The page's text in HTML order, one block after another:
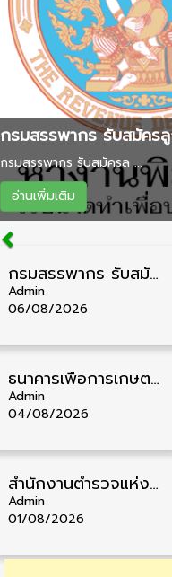
กรมสรรพากร รับสมัคร
กรมสรรพากร รับสมัครล ...
อ่านเพิ่มเติม
กรมสรรพากร รับสมัครลูกจ้างชั่วคราว วุฒิ ปวช./ป.ตรี 138 อัตรา รับสมัคร 17 – 31 สิงหาคม
Admin
06/08/2026
ธนาคารเพื่อการเกษตรและสหกรณ์การเกษตร รับสมัครบุคคลเพื่อเป็นผู้ช่วยพนักงาน วุฒิ ป.ตรี 5 อัตรา รับสมัคร 4 – 14 สิงหาคม
Admin
04/08/2026
สำนักงานตำรวจแห่งชาติ รับสมัครสอบนายสิบตำรวจ วุฒิ ม.6/ปวช. 6,000 อัตรา รับสมัคร 8 – 19 สิงหาคม
Admin
01/08/2026